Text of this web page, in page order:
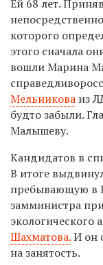
Ей 68 лет.
которого
этого сначала
вошли Марина
справедливоросс
Мельникова из
будто забыли.
Малышеву.
Кандидатов в
В итоге
пребывающую в
замминистра
экологического
Шахматова.И он
на занятость.